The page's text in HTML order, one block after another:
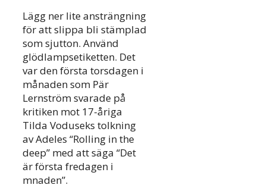
Lägg ner lite ansträngning
för att slippa bli stämplad
som sjutton. Använd
glödlampsetiketten. Det
var den första torsdagen i
månaden som Pär
Lernström svarade på
kritiken mot 17-åriga
Tilda Voduseks tolkning
av Adeles “Rolling in the
deep” med att säga “Det
är första fredagen i
mnaden”.